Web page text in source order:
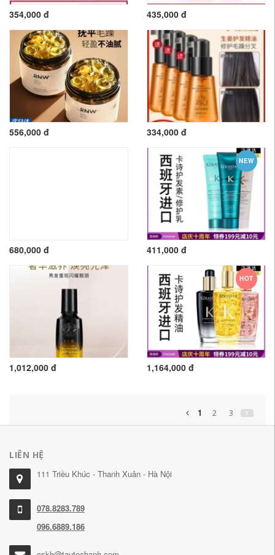
354,000 đ 435,000 đ
556,000 đ 334,000 đ
680,000 đ
NEW
411,000 đ
1,012,000 đ
HOT
1,164,000 đ
1 2 3
LIÊN HỆ
111 Triều Khúc - Thanh Xuân - Hà Nội
078.8283.789
096.6889.186